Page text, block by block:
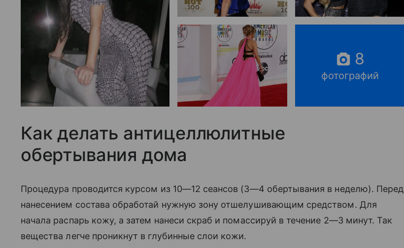
8
фотографий
Как делать антицеллюлитные
обертывания дома
Процедура проводится курсом из 10—12 сеансов (3—4 обертывания в неделю). Перед
нанесением состава обработай нужную зону отшелушивающим средством. Для
начала распарь кожу, а затем нанеси скраб и помассируй в течение 2—3 минут. Так
вещества легче проникнут в глубинные слои кожи.